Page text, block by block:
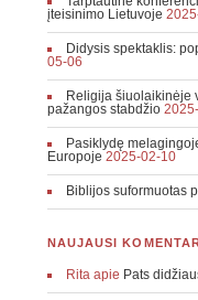
įteisinimo Lietuvoje
Didysis spektaklis:
05-06
Religija šiuolaikinėje
pažangos stabdžio
Pasiklydę
Europoje 2025-02-10
Biblijos suformuotas
NAUJAUSI
Ritaapie Pats